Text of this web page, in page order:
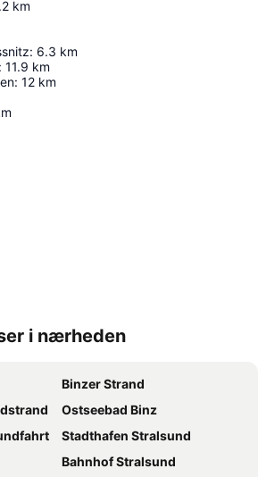
km
: 6.3 km
: 11.9 km
: 12 km
i nærheden
Binzer Strand
Ostseebad Binz
Stadthafen Stralsund
Bahnhof Stralsund